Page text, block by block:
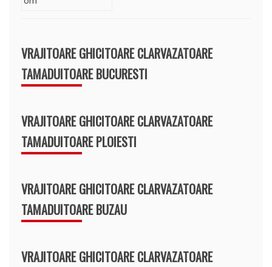
VRAJITOARE GHICITOARE CLARVAZATOARE
TAMADUITOARE BUCURESTI
VRAJITOARE GHICITOARE CLARVAZATOARE
TAMADUITOARE PLOIESTI
VRAJITOARE GHICITOARE CLARVAZATOARE
TAMADUITOARE BUZAU
VRAJITOARE GHICITOARE CLARVAZATOARE